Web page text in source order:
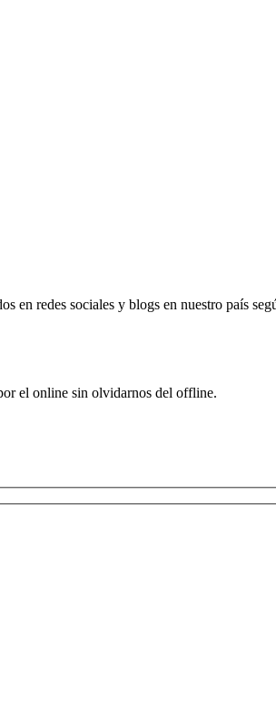
en redes sociales y blogs en nuestro país
el online sin olvidarnos del offline.